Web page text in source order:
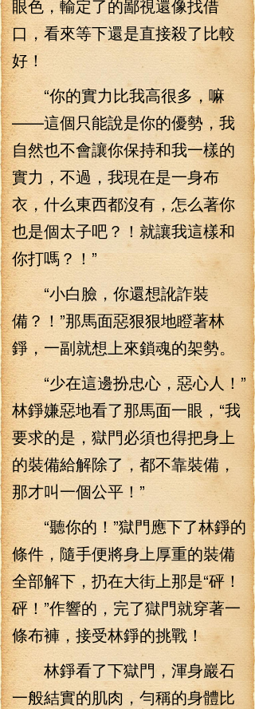
眼色，輸定了的鄙視還像找借
口，看來等下還是直接殺了比較
好！
“你的實力比我高很多，嘛
——這個只能說是你的優勢，我
自然也不會讓你保持和我一樣的
實力，不過，我現在是一身布
衣，什么東西都沒有，怎么著你
也是個太子吧？！就讓我這樣和
你打嗎？！”
“小白臉，你還想訛詐裝
備？！”那馬面惡狠狠地瞪著林
錚，一副就想上來鎖魂的架勢。
“少在這邊扮忠心，惡心人！”
林錚嫌惡地看了那馬面一眼，“我
要求的是，獄門必須也得把身上
的裝備給解除了，都不靠裝備，
那才叫一個公平！”
“聽你的！”獄門應下了林錚的
條件，隨手便將身上厚重的裝備
全部解下，扔在大街上那是“砰！
砰！”作響的，完了獄門就穿著一
條布褲，接受林錚的挑戰！
林錚看了下獄門，渾身巖石
一般結實的肌肉，勻稱的身體比